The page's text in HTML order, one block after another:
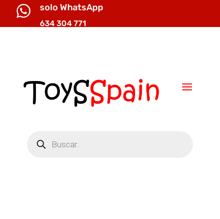
 solo WhatsApp
634 304 771
productos